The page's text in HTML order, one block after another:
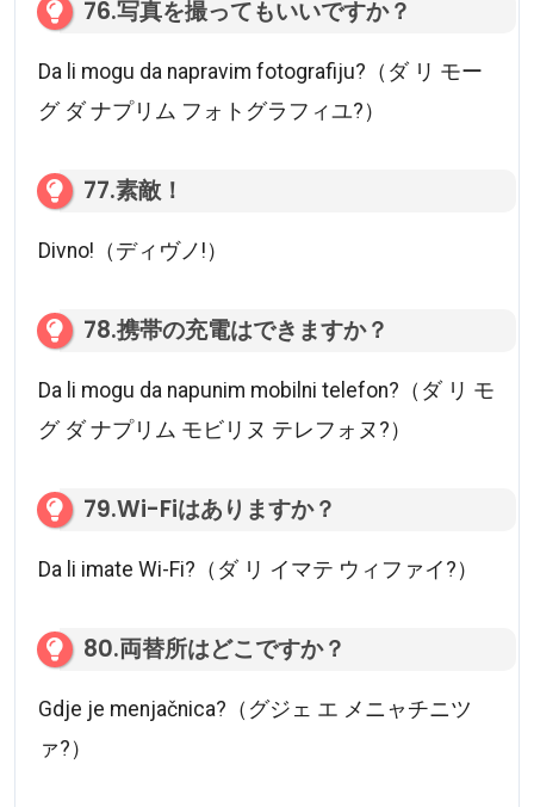
76.写真を撮ってもいいですか？
Da li mogu da napravim fotografiju?（ダ リ モー
グ ダ ナプリム フォトグラフィユ?）
77.素敵！
Divno!（ディヴノ!）
78.携帯の充電はできますか？
Da li mogu da napunim mobilni telefon?（ダ リ モ
グ ダ ナプリム モビリヌ テレフォヌ?）
79.Wi-Fiはありますか？
Da li imate Wi-Fi?（ダ リ イマテ ウィファイ?）
80.両替所はどこですか？
Gdje je menjačnica?（グジェ エ メニャチニツ
ァ?）